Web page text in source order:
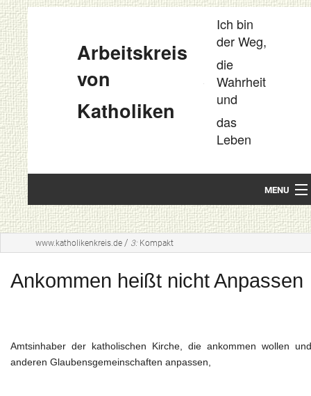
Arbeitskreis
von
Katholiken
Ich bin
der Weg,
die
Wahrheit
und
das
Leben
MENU
Startseite
Unsere Leitideen
Kompakt
Weltkirche und Ortskirche
www.katholikenkreis.de / 3: Kompakt
Ankommen heißt nicht Anpassen
Amtsinhaber der katholischen Kirche, die ankommen wollen
anderen Glaubensgemeinschaften anpassen,